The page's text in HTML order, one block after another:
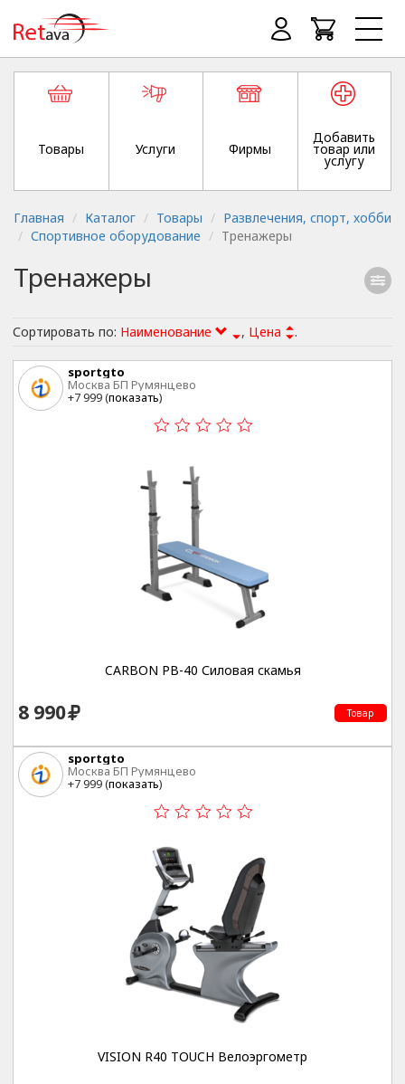
Товары Услуги Фирмы
Добавить
товар или
услугу
Главная Каталог Товары
Развлечения, спорт, хобби
Спортивное оборудование
Тренажеры
Тренажеры
Сортировать по: Наименование , Цена .
sportgto
Москва БП Румянцево
+7 999 (показать)
CARBON PB-40 Силовая скамья
8 990 Товар
sportgto
Москва БП Румянцево
+7 999 (показать)
VISION R40 TOUCH Велоэргометр